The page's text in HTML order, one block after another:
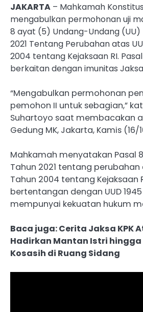
JAKARTA – Mahkamah
mengabulkan permohonan uji
8 ayat (5) Undang-Undang (UU)
2021 Tentang Perubahan atas
2004 tentang Kejaksaan RI.
berkaitan dengan imunitas
“Mengabulkan permohonan
pemohon II untuk sebagian,”
Suhartoyo saat membacakan
Gedung MK, Jakarta, Kamis (16/
Mahkamah menyatakan Pasal 8
Tahun 2021 tentang perubahan
Tahun 2004 tentang Kejaksaan
bertentangan dengan UUD
mempunyai kekuatan hukum
Baca juga: Cerita Jaksa KPK
Hadirkan Mantan Istri hingga
Kosasih di Ruang Sidang